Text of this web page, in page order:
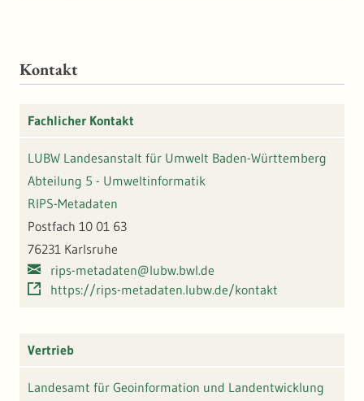
Kontakt
Fachlicher Kontakt
LUBW Landesanstalt für Umwelt Baden-Württemberg
Abteilung 5 - Umweltinformatik
RIPS-Metadaten
Postfach 10 01 63
76231 Karlsruhe
rips-metadaten@lubw.bwl.de
https://rips-metadaten.lubw.de/kontakt
Vertrieb
Landesamt für Geoinformation und Landentwicklung